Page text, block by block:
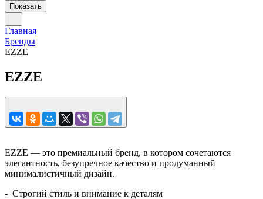
Показать
Главная
Бренды
EZZE
EZZE
EZZE — это премиальный бренд, в котором сочетаются
элегантность, безупречное качество и продуманный
минималистичный дизайн.
- Строгий стиль и внимание к деталям